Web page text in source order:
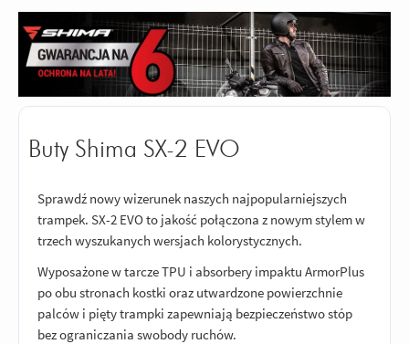
Buty Shima SX-2 EVO
Sprawdź nowy wizerunek naszych najpopularniejszych
trampek. SX-2 EVO to jakość połączona z nowym stylem w
trzech wyszukanych wersjach kolorystycznych.
Wyposażone w tarcze TPU i absorbery impaktu ArmorPlus
po obu stronach kostki oraz utwardzone powierzchnie
palców i pięty trampki zapewniają bezpieczeństwo stóp
bez ograniczania swobody ruchów.